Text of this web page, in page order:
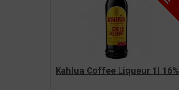
Kahlua Coffee Liqueur 1l 16%